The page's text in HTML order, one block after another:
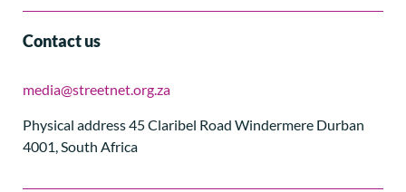
Contact us
media@streetnet.org.za
Physical address 45 Claribel Road Windermere Durban
4001, South Africa